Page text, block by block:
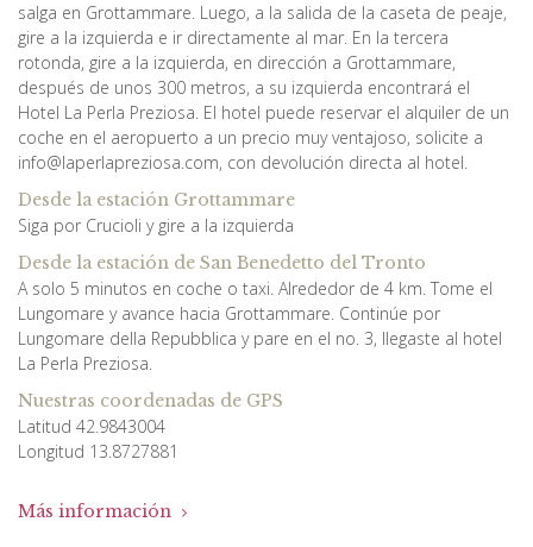
salga en Grottammare. Luego, a la salida de la caseta de peaje,
gire a la izquierda e ir directamente al mar. En la tercera
rotonda, gire a la izquierda, en dirección a Grottammare,
después de unos 300 metros, a su izquierda encontrará el
Hotel La Perla Preziosa. El hotel puede reservar el alquiler de un
coche en el aeropuerto a un precio muy ventajoso, solicite a
info@laperlapreziosa.com, con devolución directa al hotel.
Desde la estación Grottammare
Siga por Crucioli y gire a la izquierda
Desde la estación de San Benedetto del Tronto
A solo 5 minutos en coche o taxi. Alrededor de 4 km. Tome el
Lungomare y avance hacia Grottammare. Continúe por
Lungomare della Repubblica y pare en el no. 3, llegaste al hotel
La Perla Preziosa.
Nuestras coordenadas de GPS
Latitud 42.9843004
Longitud 13.8727881
Más información